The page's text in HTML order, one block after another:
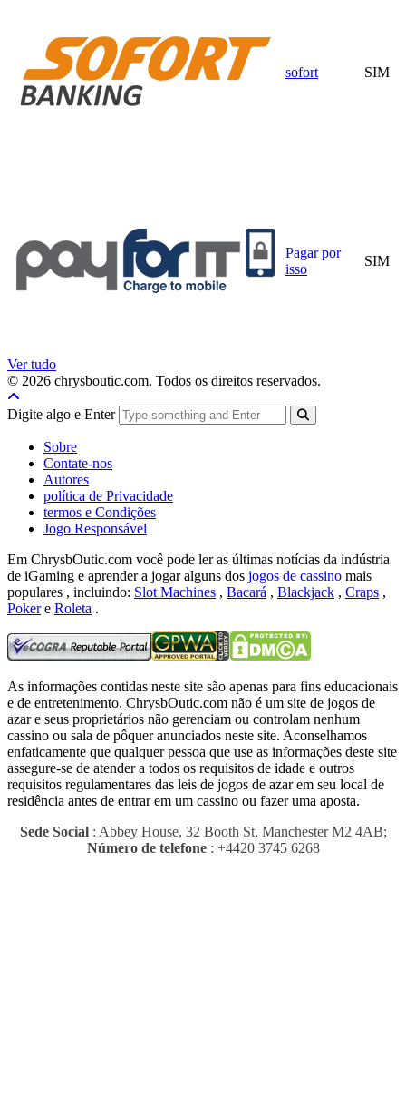
sofort SIM
Pagar por
isso
SIM
Ver tudo
© 2026 chrysboutic.com. Todos os direitos reservados.
Digite algo e Enter
Sobre
Contate-nos
Autores
política de Privacidade
termos e Condições
Jogo Responsável
Em ChrysbOutic.com você pode ler as últimas notícias da indústria
de iGaming e aprender a jogar alguns dos jogos de cassino mais
populares , incluindo: Slot Machines , Bacará , Blackjack , Craps ,
Pokere Roleta .
As informações contidas neste site são apenas para fins educacionais
e de entretenimento. ChrysbOutic.com não é um site de jogos de
azar e seus proprietários não gerenciam ou controlam nenhum
cassino ou sala de pôquer anunciados neste site. Aconselhamos
enfaticamente que qualquer pessoa que use as informações deste site
assegure-se de atender a todos os requisitos de idade e outros
requisitos regulamentares das leis de jogos de azar em seu local de
residência antes de entrar em um cassino ou fazer uma aposta.
Sede Social: Abbey House, 32 Booth St, Manchester M2 4AB;
Número de telefone: +4420 3745 6268